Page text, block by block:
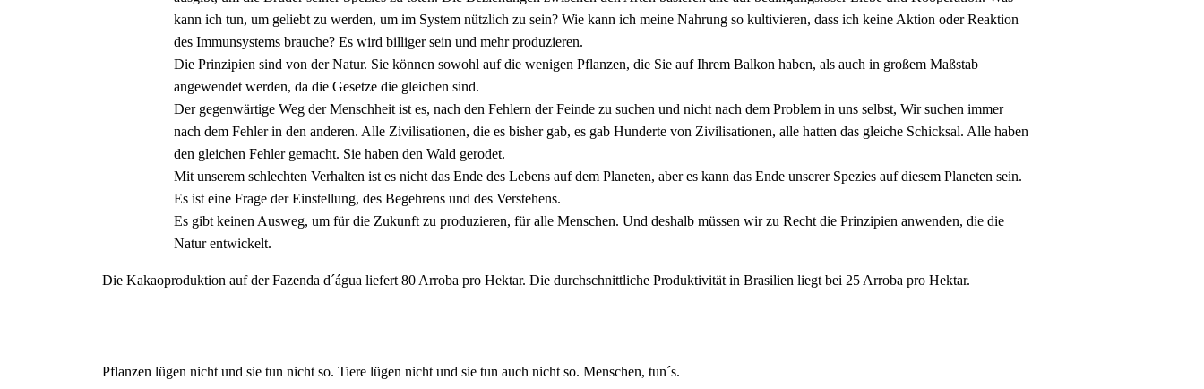
kann ich tun, um geliebt zu werden, um im System nützlich zu sein? Wie kann ich meine Nahrung so kultivieren, dass ich keine Aktion oder Reaktion
des Immunsystems brauche? Es wird billiger sein und mehr produzieren.
Die Prinzipien sind von der Natur. Sie können sowohl auf die wenigen Pflanzen, die Sie auf Ihrem Balkon haben, als auch in großem Maßstab
angewendet werden, da die Gesetze die gleichen sind.
Der gegenwärtige Weg der Menschheit ist es, nach den Fehlern der Feinde zu suchen und nicht nach dem Problem in uns selbst, Wir suchen immer
nach dem Fehler in den anderen. Alle Zivilisationen, die es bisher gab, es gab Hunderte von Zivilisationen, alle hatten das gleiche Schicksal. Alle haben
den gleichen Fehler gemacht. Sie haben den Wald gerodet.
Mit unserem schlechten Verhalten ist es nicht das Ende des Lebens auf dem Planeten, aber es kann das Ende unserer Spezies auf diesem Planeten sein.
Es ist eine Frage der Einstellung, des Begehrens und des Verstehens.
Es gibt keinen Ausweg, um für die Zukunft zu produzieren, für alle Menschen. Und deshalb müssen wir zu Recht die Prinzipien anwenden, die die
Natur entwickelt.
Die Kakaoproduktion auf der Fazenda d´água liefert 80 Arroba pro Hektar. Die durchschnittliche Produktivität in Brasilien liegt bei 25 Arroba pro Hektar.
Pflanzen lügen nicht und sie tun nicht so. Tiere lügen nicht und sie tun auch nicht so. Menschen, tun´s.